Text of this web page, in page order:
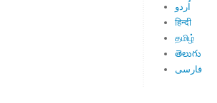
اُردو
हिन्दी
தமிழ்
తెలుగు
فارسی